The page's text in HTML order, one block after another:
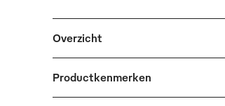
Overzicht
Productkenmerken